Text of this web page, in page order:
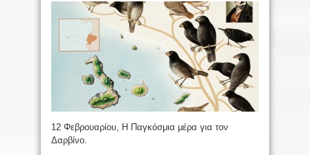
12 Φεβρουαρίου, Η Παγκόσμια μέρα για τον
Δαρβίνο.